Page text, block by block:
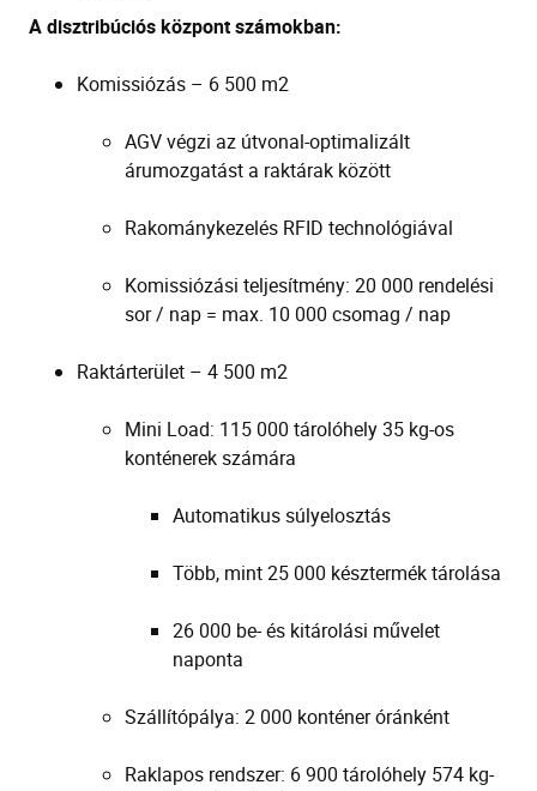
A disztribúciós központ számokban:
Komissiózás – 6 500 m2
AGV végzi az útvonal-optimalizált
árumozgatást a raktárak között
Rakománykezelés RFID technológiával
Komissiózási teljesítmény: 20 000 rendelési
sor / nap = max. 10 000 csomag / nap
Raktárterület – 4 500 m2
Mini Load: 115 000 tárolóhely 35 kg-os
konténerek számára
Automatikus súlyelosztás
Több, mint 25 000 késztermék tárolása
26 000 be- és kitárolási művelet
naponta
Szállítópálya: 2 000 konténer óránként
Raklapos rendszer: 6 900 tárolóhely 574 kg-